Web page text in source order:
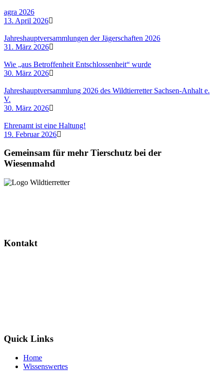
agra 2026
13. April 2026
Jahreshauptversammlungen der Jägerschaften 2026
31. März 2026
Wie „aus Betroffenheit Entschlossenheit“ wurde
30. März 2026
Jahreshauptversammlung 2026 des Wildtierretter Sachsen-Anhalt e.
V.
30. März 2026
Ehrenamt ist eine Haltung!
19. Februar 2026
Gemeinsam für mehr Tierschutz bei der
Wiesenmahd
Kontakt
Quick Links
Home
Wissenswertes